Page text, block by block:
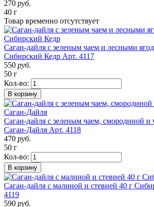
270 руб.
40 г
Товар временно отсутствует
Саган-дайля с зеленым чаем и лесными
Сибирский Кедр Арт. 4117
550 руб.
50 г
Кол-во:
В корзину
Саган-дайля с зеленым чаем, смородиной и
Саган-Дайля Арт. 4118
470 руб.
50 г
Кол-во:
В корзину
Саган-дайля с малиной и стевией 40 г
4119
590 руб.